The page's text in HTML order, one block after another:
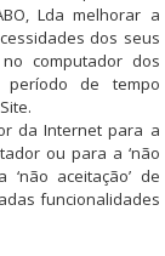
Lda melhorar a
dos seus
computador dos
período de tempo
da Internet para a
ou para a ‘não
aceitação’ de
funcionalidades